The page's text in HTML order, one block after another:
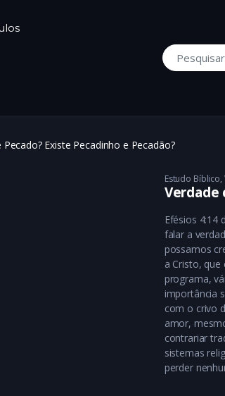
Existe Pecadinho e Pecadão?
Estudo Bíblico,
Verdade
Efésios 4:14
falar a
possamos
a Cristo, que
programa,
importância
com o crivo
amor,
contrariar
sistemas
perder